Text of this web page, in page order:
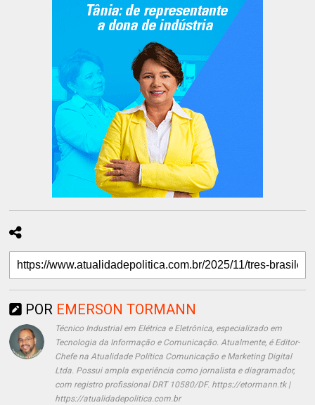
POR EMERSON TORMANN
Técnico Industrial em Elétrica e Eletrônica, especializado em
Tecnologia da Informação e Comunicação. Atualmente, é Editor-
Chefe na Atualidade Política Comunicação e Marketing Digital
Ltda. Possui ampla experiência como jornalista e diagramador,
com registro profissional DRT 10580/DF. https://etormann.tk |
https://atualidadepolitica.com.br